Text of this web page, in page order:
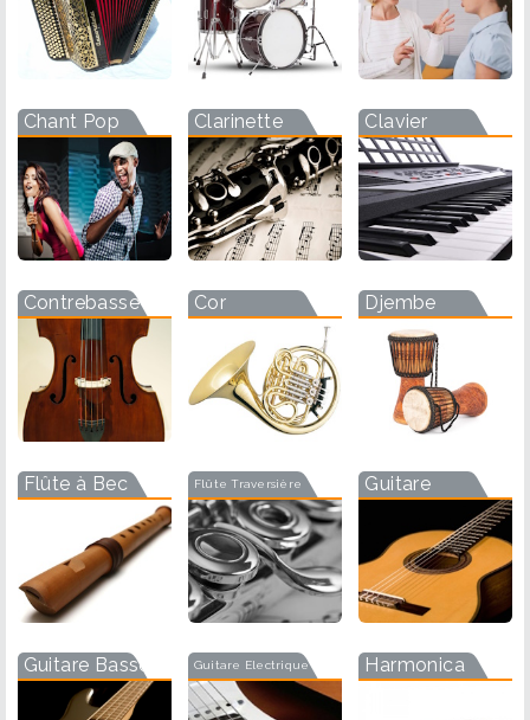
Chant Pop Clarinette Clavier
Contrebasse Cor Djembe
Flûte à Bec Flûte Traversière Guitare
Guitare Basse Guitare Electrique Harmonica